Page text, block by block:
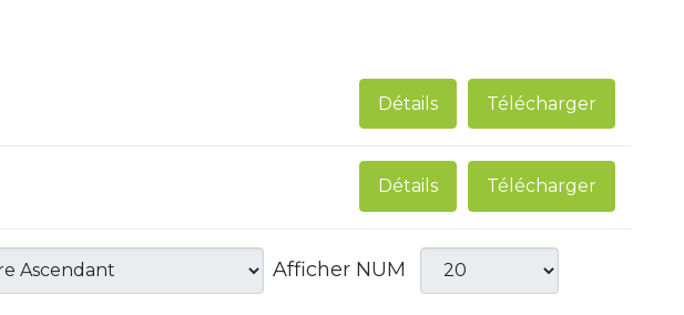
Télécharger
Détails
Télécharger
Détails
Afficher NUM